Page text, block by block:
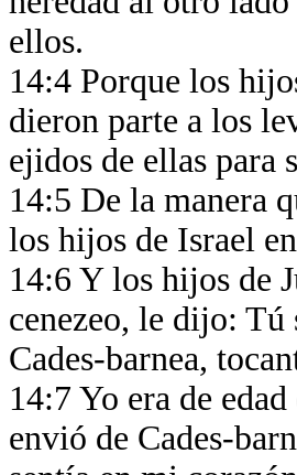
ellos.
14:4 Porque los
dieron parte a los
ejidos de ellas para
14:5 De la manera
los hijos de Israel
14:6 Y los hijos de
cenezeo, le dijo: Tú
Cades-barnea,
14:7 Yo era de
envió de Cades-